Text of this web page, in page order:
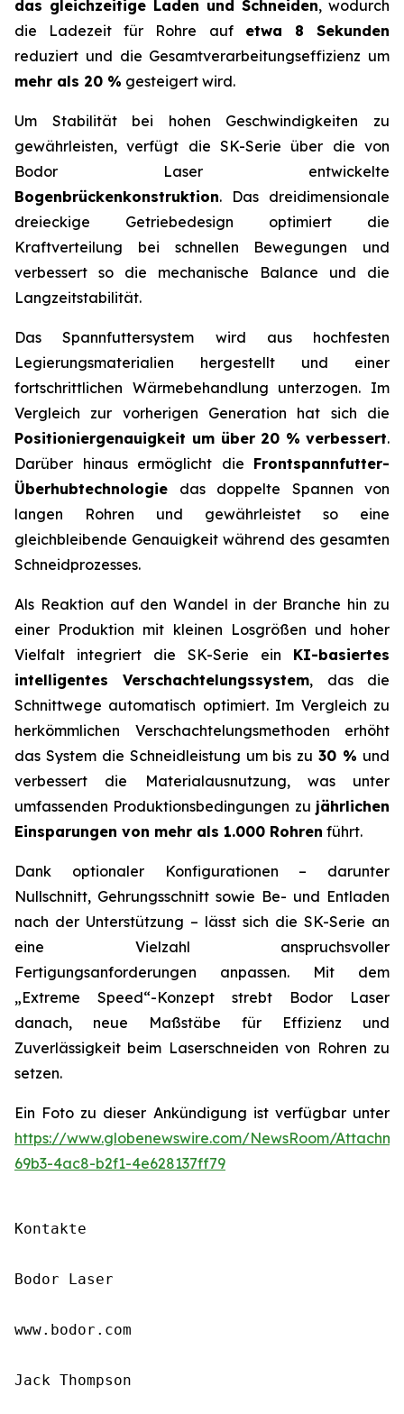
das gleichzeitige Laden und Schneiden, wodurch
die Ladezeit für Rohre auf etwa 8 Sekunden
reduziert und die Gesamtverarbeitungseffizienz um
mehr als 20 % gesteigert wird.
Um Stabilität bei hohen Geschwindigkeiten zu
gewährleisten, verfügt die SK-Serie über die von
Bodor Laser entwickelte
Bogenbrückenkonstruktion. Das dreidimensionale
dreieckige Getriebedesign optimiert die
Kraftverteilung bei schnellen Bewegungen und
verbessert so die mechanische Balance und die
Langzeitstabilität.
Das Spannfuttersystem wird aus hochfesten
Legierungsmaterialien hergestellt und einer
fortschrittlichen Wärmebehandlung unterzogen. Im
Vergleich zur vorherigen Generation hat sich die
Positioniergenauigkeit um über 20 % verbessert.
Darüber hinaus ermöglicht die Frontspannfutter-
Überhubtechnologie das doppelte Spannen von
langen Rohren und gewährleistet so eine
gleichbleibende Genauigkeit während des gesamten
Schneidprozesses.
Als Reaktion auf den Wandel in der Branche hin zu
einer Produktion mit kleinen Losgrößen und hoher
Vielfalt integriert die SK-Serie ein KI-basiertes
intelligentes Verschachtelungssystem, das die
Schnittwege automatisch optimiert. Im Vergleich zu
herkömmlichen Verschachtelungsmethoden erhöht
das System die Schneidleistung um bis zu30 % und
verbessert die Materialausnutzung, was unter
umfassenden Produktionsbedingungen zu jährlichen
Einsparungen von mehr als 1.000 Rohren führt.
Dank optionaler Konfigurationen – darunter
Nullschnitt, Gehrungsschnitt sowie Be- und Entladen
nach der Unterstützung – lässt sich die SK-Serie an
eine Vielzahl anspruchsvoller
Fertigungsanforderungen anpassen. Mit dem
„Extreme Speed“-Konzept strebt Bodor Laser
danach, neue Maßstäbe für Effizienz und
Zuverlässigkeit beim Laserschneiden von Rohren zu
setzen.
Ein Foto zu dieser Ankündigung ist verfügbar unter
https://www.globenewswire.com/NewsRoom/
69b3-4ac8-b2f1-4e628137ff79
Kontakte
Bodor Laser
www.bodor.com
Jack Thompson